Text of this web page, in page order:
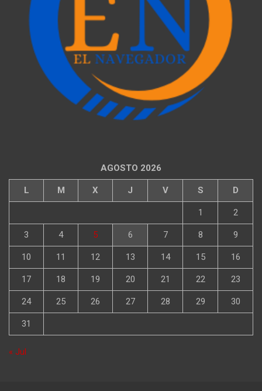
AGOSTO 2026
L M X J V S D
1 2
3 4 5 6 7 8 9
10 11 12 13 14 15 16
17 18 19 20 21 22 23
24 25 26 27 28 29 30
31
« Jul